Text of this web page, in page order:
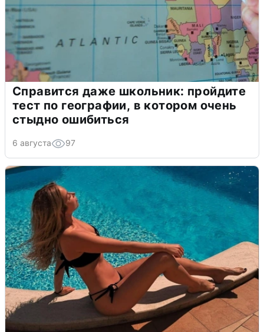
Справится даже школьник: пройдите
тест по географии, в котором очень
стыдно ошибиться
6 августа 97